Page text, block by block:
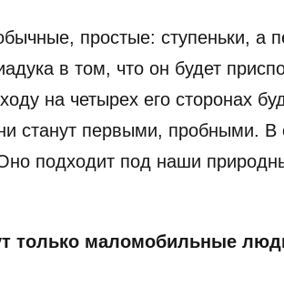
простые: ступеньки, а
в том, что он будет
на четырех его сторонах
станут первыми, пробными. В
Оно подходит под наши
только маломобильные